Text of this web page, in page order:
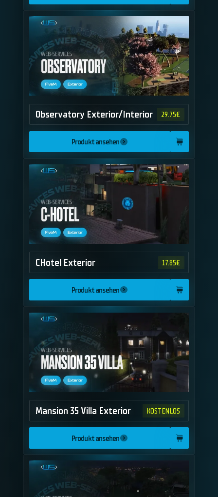
Observatory Exterior/Interior 29.75€
Produkt ansehen
CHotel Exterior 17.85€
Produkt ansehen
Mansion 35 Villa Exterior KOSTENLOS
Produkt ansehen